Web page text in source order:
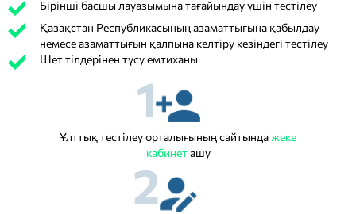
Бірінші басшы лауазымына тағайындау үшін тестілеу
Қазақстан Республикасының азаматтығына қабылдау
немесе азаматтығын қалпына келтіру кезіндегі тестілеу
Шет тілдерінен түсу емтиханы
1
Ұлттық тестілеу орталығының сайтындажеке
кабинеташу
2